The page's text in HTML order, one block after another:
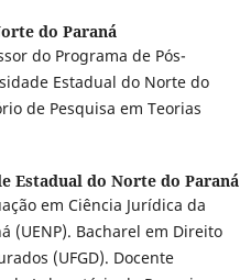
do Paraná
do Programa de Pós-
Estadual do Norte do
de Pesquisa em Teorias
Estadual do Norte do Paraná
em Ciência Jurídica da
(UENP). Bacharel em Direito
(UFGD). Docente